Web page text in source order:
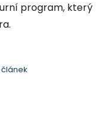
program, který